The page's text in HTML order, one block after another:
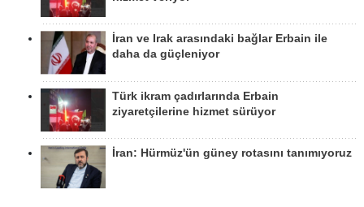
İran ve Irak arasındaki bağlar Erbain ile
daha da güçleniyor
Türk ikram çadırlarında Erbain
ziyaretçilerine hizmet sürüyor
İran: Hürmüz'ün güney rotasını tanımıyoruz